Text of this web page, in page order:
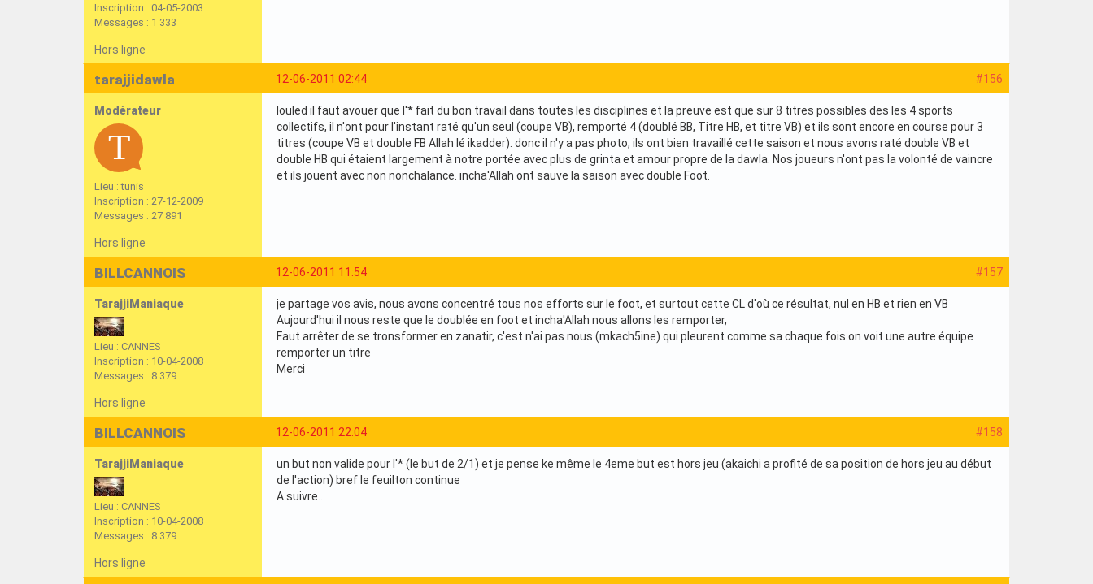
Inscription : 04-05-2003
Messages : 1 333
Hors ligne
#156
12-06-2011 02:44
tarajjidawla
Modérateur
Lieu : tunis
Inscription : 27-12-2009
Messages : 27 891
louled il faut avouer que l'* fait du bon travail dans toutes les disciplines et la preuve est que sur 8 titres possibles des les 4 sports
collectifs, il n'ont pour l'instant raté qu'un seul (coupe VB), remporté 4 (doublé BB, Titre HB, et titre VB) et ils sont encore en course pour 3
titres (coupe VB et double FB Allah lé ikadder). donc il n'y a pas photo, ils ont bien travaillé cette saison et nous avons raté double VB et
double HB qui étaient largement à notre portée avec plus de grinta et amour propre de la dawla. Nos joueurs n'ont pas la volonté de vaincre
et ils jouent avec non nonchalance. incha'Allah ont sauve la saison avec double Foot.
Hors ligne
#157
12-06-2011 11:54
BILLCANNOIS
TarajjiManiaque
Lieu : CANNES
Inscription : 10-04-2008
Messages : 8 379
je partage vos avis, nous avons concentré tous nos efforts sur le foot, et surtout cette CL d'où ce résultat, nul en HB et rien en VB
Aujourd'hui il nous reste que le doublée en foot et incha'Allah nous allons les remporter,
Faut arrêter de se tronsformer en zanatir, c'est n'ai pas nous (mkach5ine) qui pleurent comme sa chaque fois on voit une autre équipe
remporter un titre
Merci
Hors ligne
#158
12-06-2011 22:04
BILLCANNOIS
TarajjiManiaque
Lieu : CANNES
Inscription : 10-04-2008
Messages : 8 379
un but non valide pour l'* (le but de 2/1) et je pense ke même le 4eme but est hors jeu (akaichi a profité de sa position de hors jeu au début
de l'action) bref le feuilton continue
A suivre...
Hors ligne